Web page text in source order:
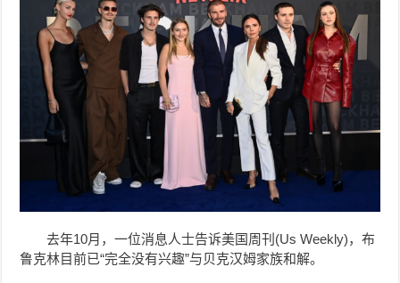
去年10月，一位消息人士告诉美国周刊(Us Weekly)，布
鲁克林目前已“完全没有兴趣”与贝克汉姆家族和解。